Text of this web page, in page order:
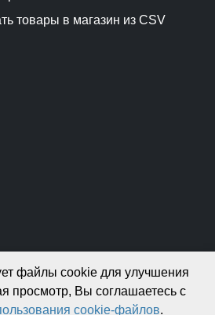
товары в магазин из CSV
файлы cookie для улучшения
просмотр, Вы соглашаетесь с
cookie-файлов.